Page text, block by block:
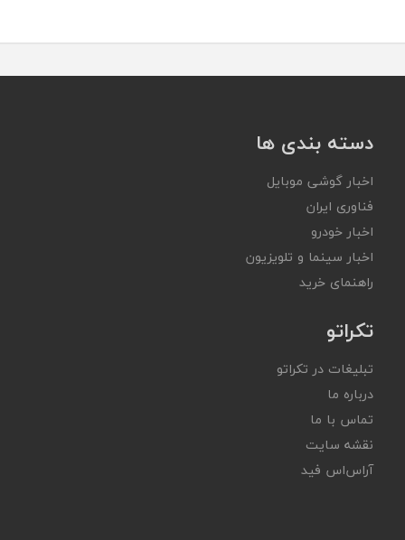
دسته بندی ها
اخبار گوشی موبایل
فناوری ایران
اخبار خودرو
اخبار سینما و تلویزیون
راهنمای خرید
تکراتو
تبلیغات در تکراتو
درباره ما
تماس با ما
نقشه سایت
آر‌اس‌اس فید